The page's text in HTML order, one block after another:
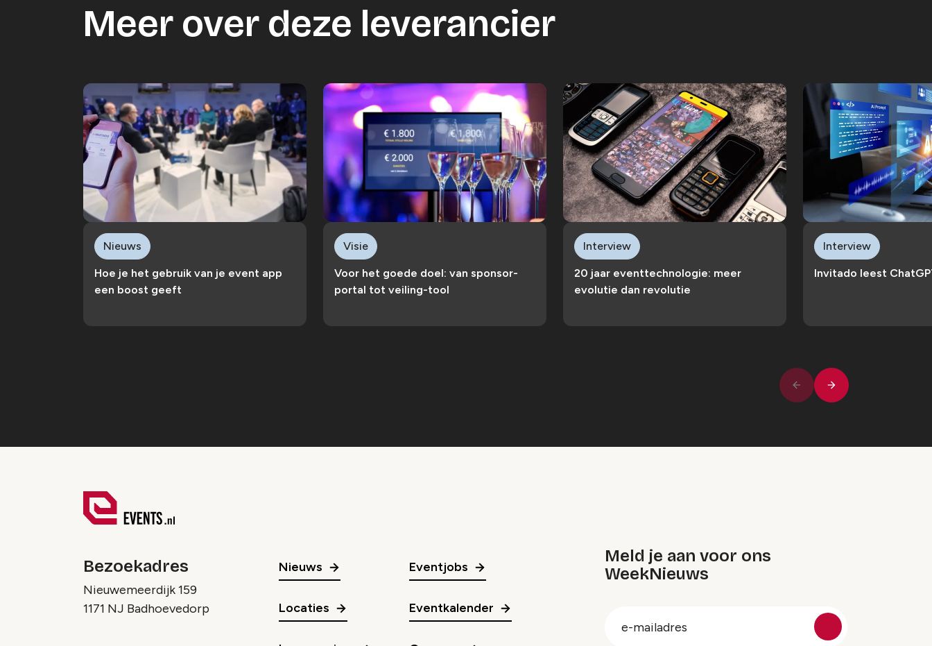
Meer over deze leverancier
Hoe je het gebruik van je event app
een boost geeft
Nieuws
Voor het goede doel: van sponsor-
portal tot veiling-tool
Visie
20 jaar eventtechnologie: meer
evolutie dan revolutie
Interview
Invitado leest
Interview
Vorige
Volgende
Bezoekadres
Nieuwemeerdijk 159
1171 NJ Badhoevedorp
Nieuws
Locaties
Eventjobs
Eventkalender
Meld je aan voor ons
WeekNieuws